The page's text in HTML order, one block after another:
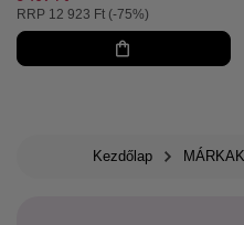
Ajánlott ár:
RRP 12 923 Ft (-75%)
Kezdőlap